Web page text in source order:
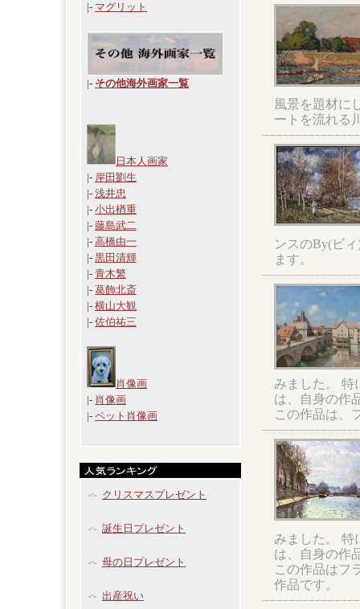
|- マグリット
|- その他海外画家一覧
日本人画家
|- 岸田劉生
|- 浅井忠
|- 小出楢重
|- 藤島武二
|- 高橋由一
|- 黒田清輝
|- 青木繁
|- 葛飾北斎
|- 横山大観
|- 佐伯祐三
肖像画
|- 肖像画
|- ペット肖像画
クリスマスプレゼント
誕生日プレゼント
母の日プレゼント
出産祝い
風景を題材に
ートを流れる
ンスのBy(ビ
ます。
みました。 特
は、自身の作
この作品は、
みました。 特
は、自身の作
この作品はフ
作品です。